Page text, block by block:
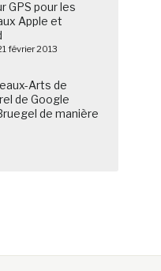
GPS pour les
Apple et
février 2013
Arts de
de Google
de manière